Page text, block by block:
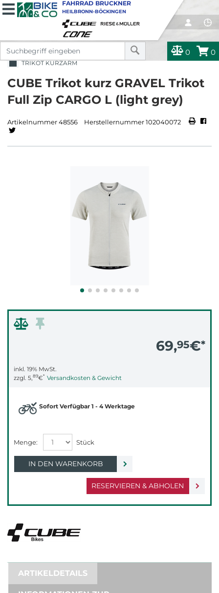
0 0
FAHRRAD BRUCKNER
HEILBRONN-BÖCKINGEN
TRIKOT KURZARM
CUBE Trikot kurz GRAVEL Trikot
Full Zip CARGO L (light grey)
Artikelnummer 48556 Herstellernummer 102040072
69,95€*
inkl. 19% MwSt.
zzgl. 5,89€* Versandkosten & Gewicht
RESERVIEREN & ABHOLEN
Sofort Verfügbar 1 - 4 Werktage
IN DEN WARENKORB
ARTIKELDETAILS